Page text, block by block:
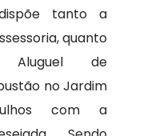
tanto a
quanto
Aluguel de
no Jardim
com a